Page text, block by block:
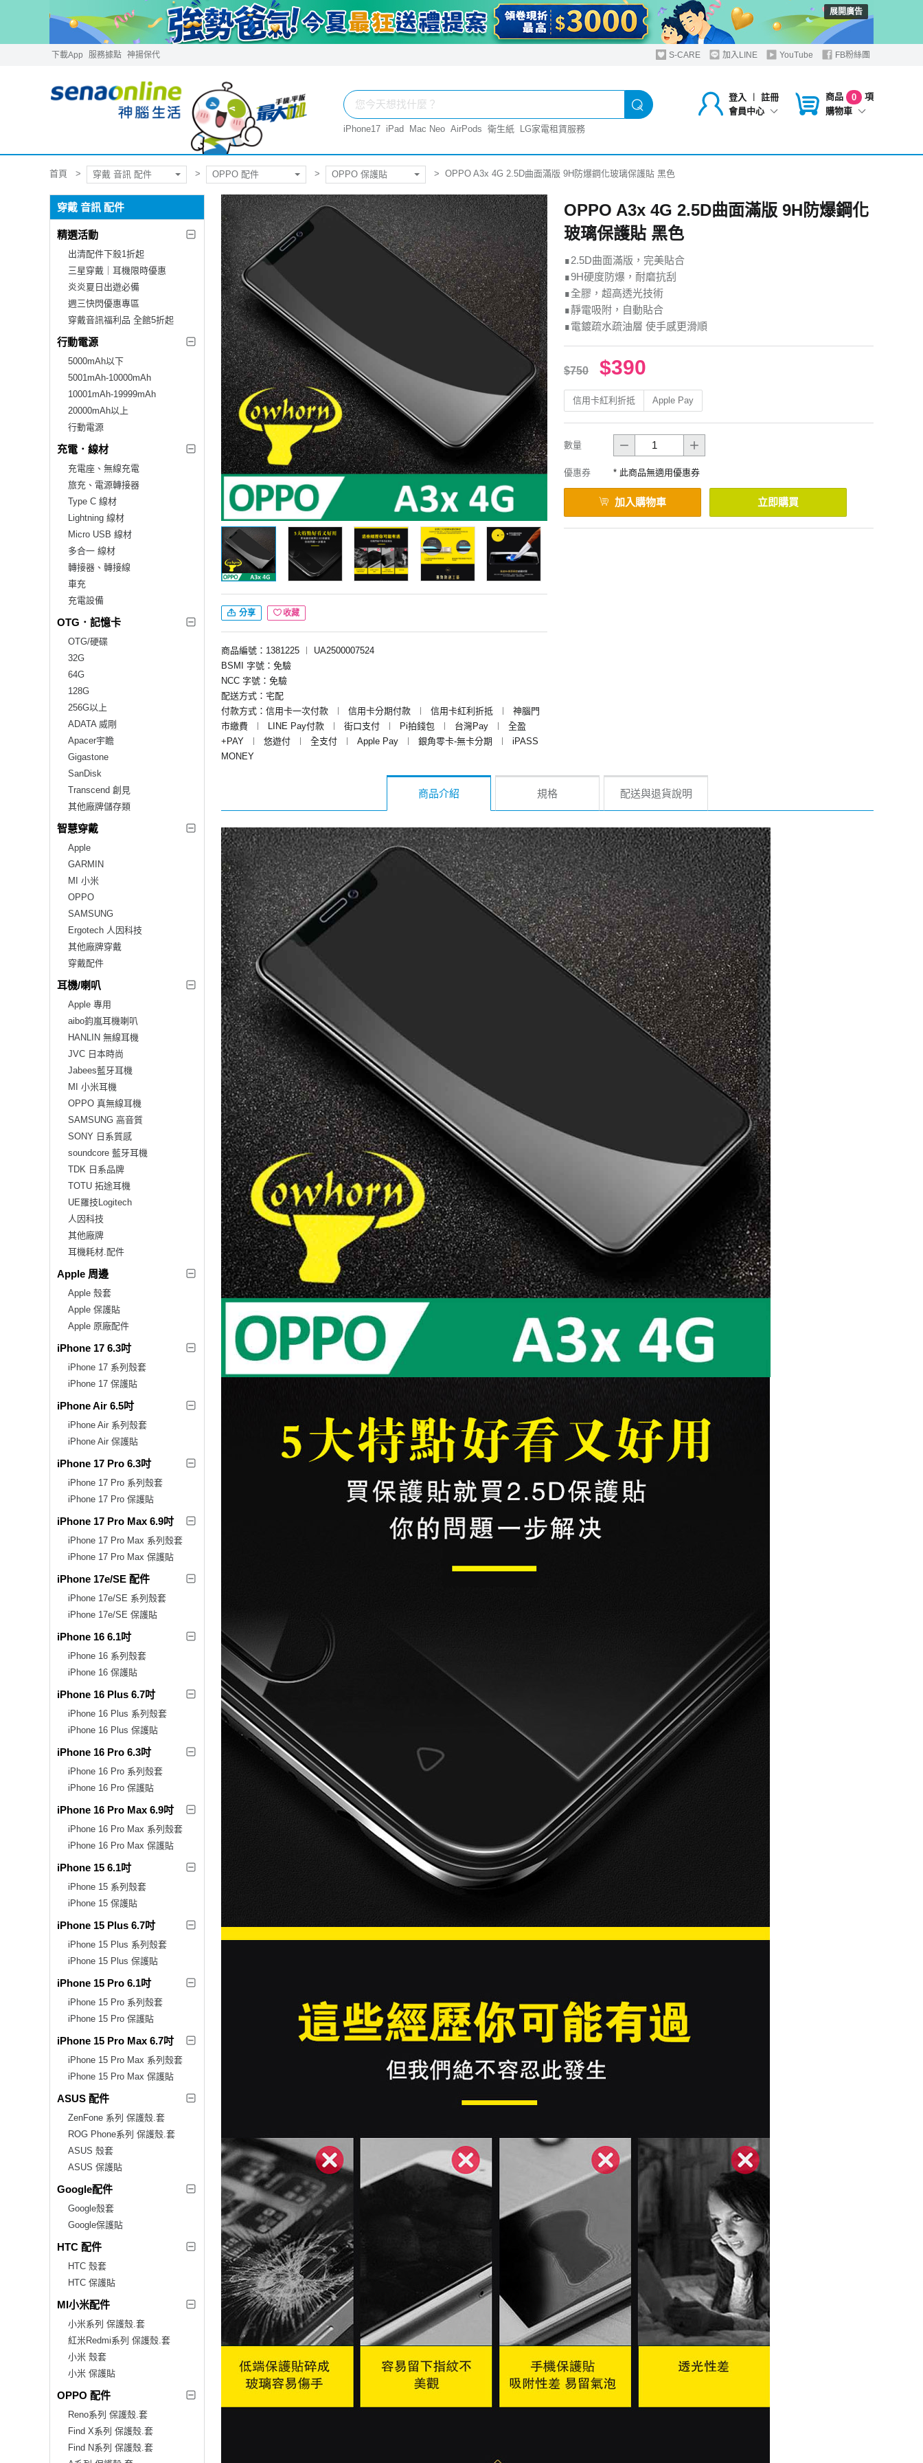
展開廣告
下載App 服務據點 神揚保代 S-CARE 加入LINE YouTube FB粉絲團
登入 ︱
註冊
會員中心
商品 0
項
購物車
iPhone17 iPad Mac Neo AirPods 衛生紙 LG家電租賃服務
首頁 穿戴 音訊 配件 OPPO 配件 OPPO 保護貼 OPPO A3x 4G 2.5D曲面滿版 9H防爆鋼化玻璃保護貼 黑色
穿戴 音訊 配件
精選活動
出清配件下殺1折起
三星穿戴｜耳機限時優惠
炎炎夏日出遊必備
週三快閃優惠專區
穿戴音訊福利品 全館5折起
行動電源
5000mAh以下
5001mAh-10000mAh
10001mAh-19999mAh
20000mAh以上
行動電源
充電．線材
充電座、無線充電
旅充、電源轉接器
Type C 線材
Lightning 線材
Micro USB 線材
多合一 線材
轉接器、轉接線
車充
充電設備
OTG．記憶卡
OTG/硬碟
32G
64G
128G
256G以上
ADATA 威剛
Apacer宇瞻
Gigastone
SanDisk
Transcend 創見
其他廠牌儲存類
智慧穿戴
Apple
GARMIN
MI 小米
OPPO
SAMSUNG
Ergotech 人因科技
其他廠牌穿戴
穿戴配件
耳機/喇叭
Apple 專用
aibo鈞嵐耳機喇叭
HANLIN 無線耳機
JVC 日本時尚
Jabees藍牙耳機
MI 小米耳機
OPPO 真無線耳機
SAMSUNG 高音質
SONY 日系質感
soundcore 藍牙耳機
TDK 日系品牌
TOTU 拓途耳機
UE羅技Logitech
人因科技
其他廠牌
耳機耗材.配件
Apple 周邊
Apple 殼套
Apple 保護貼
Apple 原廠配件
iPhone 17 6.3吋
iPhone 17 系列殼套
iPhone 17 保護貼
iPhone Air 6.5吋
iPhone Air 系列殼套
iPhone Air 保護貼
iPhone 17 Pro 6.3吋
iPhone 17 Pro 系列殼套
iPhone 17 Pro 保護貼
iPhone 17 Pro Max 6.9吋
iPhone 17 Pro Max 系列殼套
iPhone 17 Pro Max 保護貼
iPhone 17e/SE 配件
iPhone 17e/SE 系列殼套
iPhone 17e/SE 保護貼
iPhone 16 6.1吋
iPhone 16 系列殼套
iPhone 16 保護貼
iPhone 16 Plus 6.7吋
iPhone 16 Plus 系列殼套
iPhone 16 Plus 保護貼
iPhone 16 Pro 6.3吋
iPhone 16 Pro 系列殼套
iPhone 16 Pro 保護貼
iPhone 16 Pro Max 6.9吋
iPhone 16 Pro Max 系列殼套
iPhone 16 Pro Max 保護貼
iPhone 15 6.1吋
iPhone 15 系列殼套
iPhone 15 保護貼
iPhone 15 Plus 6.7吋
iPhone 15 Plus 系列殼套
iPhone 15 Plus 保護貼
iPhone 15 Pro 6.1吋
iPhone 15 Pro 系列殼套
iPhone 15 Pro 保護貼
iPhone 15 Pro Max 6.7吋
iPhone 15 Pro Max 系列殼套
iPhone 15 Pro Max 保護貼
ASUS 配件
ZenFone 系列 保護殼.套
ROG Phone系列 保護殼.套
ASUS 殼套
ASUS 保護貼
Google配件
Google殼套
Google保護貼
HTC 配件
HTC 殼套
HTC 保護貼
MI小米配件
小米系列 保護殼.套
紅米Redmi系列 保護殼.套
小米 殼套
小米 保護貼
OPPO 配件
Reno系列 保護殼.套
Find X系列 保護殼.套
Find N系列 保護殼.套
分享 收藏
商品編號：1381225 ︱
UA2500007524
BSMI 字號：免驗
NCC 字號：免驗
配送方式：宅配
付款方式：信用卡一次付款
︱ 信用卡分期付款 ︱ 信用卡紅利折抵 ︱
神腦門
市繳費
︱ LINE Pay付款 ︱ 街口支付 ︱ Pi拍錢包 ︱ 台灣Pay ︱
全盈
+PAY
︱ 悠遊付 ︱ 全支付 ︱ Apple Pay ︱ 銀角零卡-無卡分期 ︱
iPASS
MONEY
OPPO A3x 4G 2.5D曲面滿版 9H防爆鋼化
玻璃保護貼 黑色
∎2.5D曲面滿版，完美貼合
∎9H硬度防爆，耐磨抗刮
∎全膠，超高透光技術
∎靜電吸附，自動貼合
∎電鍍疏水疏油層 使手感更滑順
$750 $390
信用卡紅利折抵 Apple Pay
數量
優惠券 * 此商品無適用優惠券
加入購物車 立即購買
商品介紹 規格 配送與退貨說明